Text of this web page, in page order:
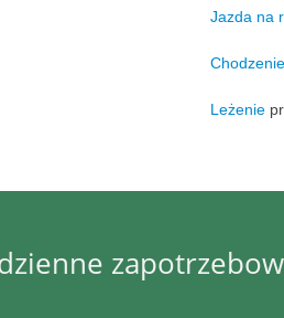
Jazda na
Leżenie